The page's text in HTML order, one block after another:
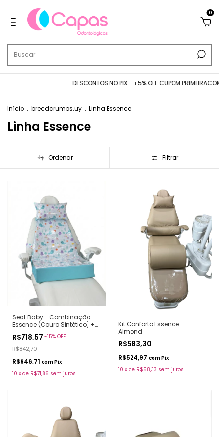
0
DESCONTOS NO PIX - +5% OFF CUPOM PRIMEIRACOMPRA -
Início . breadcrumbs.uy . Linha Essence
Linha Essence
Ordenar Filtrar
Seat Baby - Combinação
Essence (Couro Sintético) +
R$718,57 -15% OFF
R$842,70
R$646,71 comPix
10 x de R$71,86 sem juros
Kit Conforto Essence -
Almond
R$583,30
R$524,97 comPix
10 x de R$58,33 sem juros